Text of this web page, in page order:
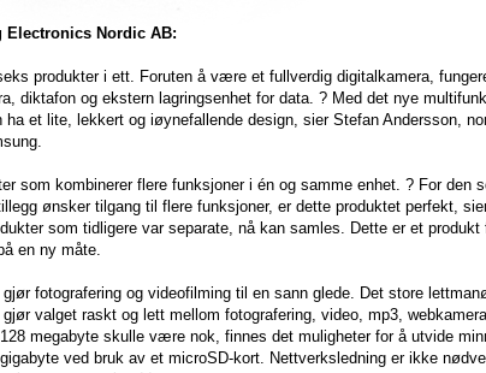
Electronics Nordic AB:
produkter i ett. Foruten å være et fullverdig digitalkamera,
diktafon og ekstern lagringsenhet for data. ? Med det nye
et lite, lekkert og iøynefallende design, sier Stefan Andersson,
som kombinerer flere funksjoner i én og samme enhet. ? For den
ønsker tilgang til flere funksjoner, er dette produktet perfekt,
som tidligere var separate, nå kan samles. Dette er et produkt
en ny måte.
fotografering og videofilming til en sann glede. Det store
valget raskt og lett mellom fotografering, video, mp3,
megabyte skulle være nok, finnes det muligheter for å utvide
ved bruk av et microSD-kort. Nettverksledning er ikke